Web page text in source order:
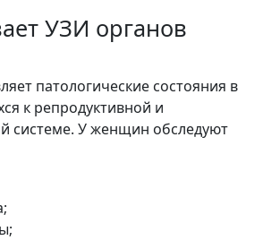
УЗИ органов
патологические состояния в
к репродуктивной и
системе. У женщин обследуют